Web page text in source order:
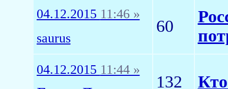
04.12.2015 11:46 »
saurus
60
04.12.2015 11:44 »
132